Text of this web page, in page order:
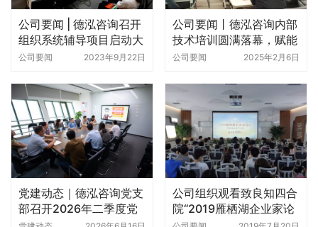
公司要闻 | 德泓咨询召开
组织系统辅导项目启动大
会
公司要闻 2023年9月22日
公司要闻丨德泓咨询内部
技术培训圆满落幕，赋能
团队，共创未来！
公司要闻 2025年2月6日
党建动态｜德泓咨询党支
部召开2026年二季度党
员大会
公司组织观看致良知四合
院“2019雁栖湖企业家论
坛暨未来之星学习会倒计